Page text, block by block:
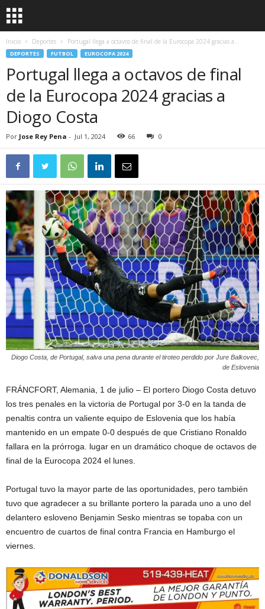
Inicio Deportes Portugal llega a octavos de final de la Eurocopa 2024 gracias a...
DEPORTES FUTBOL EUROCOPA 2024
Portugal llega a octavos de final
de la Eurocopa 2024 gracias a
Diogo Costa
Por Jose Rey Pena - Jul 1, 2024 66 0
Diogo Costa, de Portugal, salva una pena durante el tiroteo perdido por Jure Balkovec,
de Eslovenia
FRÁNCFORT, Alemania, 1 de julio – El portero Diogo Costa detuvo
los tres penales en la victoria de Portugal por 3-0 en la tanda de
penaltis contra un valiente equipo de Eslovenia que los había
mantenido en un empate 0-0 después de que Cristiano Ronaldo
fallara en la prórroga. lugar en un dramático choque de octavos de
final de la Eurocopa 2024 el lunes.
Portugal tuvo la mayor parte de las oportunidades, pero también
tuvo que agradecer a su brillante portero la parada uno a uno del
delantero esloveno Benjamin Sesko mientras se topaba con un
encuentro de cuartos de final contra Francia en Hamburgo el
viernes.